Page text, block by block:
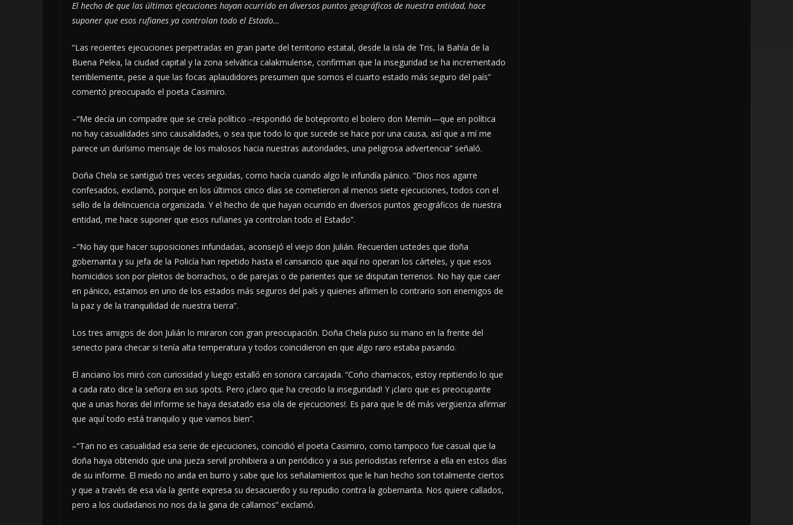
El hecho de que las últimas ejecuciones hayan ocurrido en diversos puntos geográficos de nuestra entidad, hace
suponer que esos rufianes ya controlan todo el Estado…
“Las recientes ejecuciones perpetradas en gran parte del territorio estatal, desde la isla de Tris, la Bahía de la
Buena Pelea, la ciudad capital y la zona selvática calakmulense, confirman que la inseguridad se ha incrementado
terriblemente, pese a que las focas aplaudidores presumen que somos el cuarto estado más seguro del país”
comentó preocupado el poeta Casimiro.
–“Me decía un compadre que se creía político –respondió de botepronto el bolero don Memín—que en política
no hay casualidades sino causalidades, o sea que todo lo que sucede se hace por una causa, así que a mí me
parece un durísimo mensaje de los malosos hacia nuestras autoridades, una peligrosa advertencia” señaló.
Doña Chela se santiguó tres veces seguidas, como hacía cuando algo le infundía pánico. “Dios nos agarre
confesados, exclamó, porque en los últimos cinco días se cometieron al menos siete ejecuciones, todos con el
sello de la delincuencia organizada. Y el hecho de que hayan ocurrido en diversos puntos geográficos de nuestra
entidad, me hace suponer que esos rufianes ya controlan todo el Estado”.
–“No hay que hacer suposiciones infundadas, aconsejó el viejo don Julián. Recuerden ustedes que doña
gobernanta y su jefa de la Policía han repetido hasta el cansancio que aquí no operan los cárteles, y que esos
homicidios son por pleitos de borrachos, o de parejas o de parientes que se disputan terrenos. No hay que caer
en pánico, estamos en uno de los estados más seguros del país y quienes afirmen lo contrario son enemigos de
la paz y de la tranquilidad de nuestra tierra”.
Los tres amigos de don Julián lo miraron con gran preocupación. Doña Chela puso su mano en la frente del
senecto para checar si tenía alta temperatura y todos coincidieron en que algo raro estaba pasando.
El anciano los miró con curiosidad y luego estalló en sonora carcajada. “Coño chamacos, estoy repitiendo lo que
a cada rato dice la señora en sus spots. Pero ¡claro que ha crecido la inseguridad! Y ¡claro que es preocupante
que a unas horas del informe se haya desatado esa ola de ejecuciones!. Es para que le dé más vergüenza afirmar
que aquí todo está tranquilo y que vamos bien”.
–“Tan no es casualidad esa serie de ejecuciones, coincidió el poeta Casimiro, como tampoco fue casual que la
doña haya obtenido que una jueza servil prohibiera a un periódico y a sus periodistas referirse a ella en estos días
de su informe. El miedo no anda en burro y sabe que los señalamientos que le han hecho son totalmente ciertos
y que a través de esa vía la gente expresa su desacuerdo y su repudio contra la gobernanta. Nos quiere callados,
pero a los ciudadanos no nos da la gana de callarnos” exclamó.